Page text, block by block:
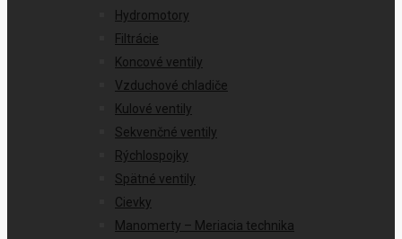
Hydromotory
Filtrácie
Koncové ventily
Vzduchové chladiče
Kulové ventily
Sekvenčné ventily
Rýchlospojky
Spätné ventily
Cievky
Manomerty – Meriacia technika